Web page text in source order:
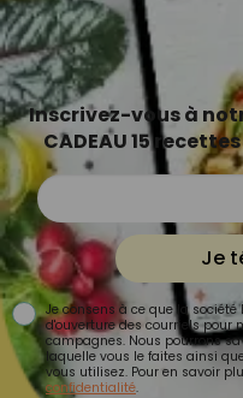
Inscrivez-vous à
CADEAU 15 recettes
Je
Je consens à ce que la
d'ouverture des courriels pour
campagnes. Nous pourrons
laquelle vous le faites ainsi
vous utilisez. Pour en savoir
confidentialité.